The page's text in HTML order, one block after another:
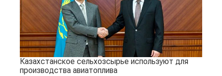
Казахстанское сельхозсырье используют для
производства авиатоплива